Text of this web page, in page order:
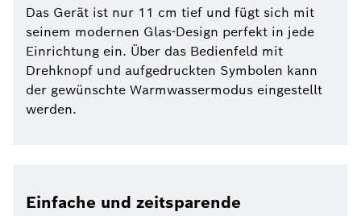
Das Gerät ist nur 11 cm tief und fügt sich mit
seinem modernen Glas-Design perfekt in jede
Einrichtung ein. Über das Bedienfeld mit
Drehknopf und aufgedruckten Symbolen kann
der gewünschte Warmwassermodus eingestellt
werden.
Einfache und zeitsparende